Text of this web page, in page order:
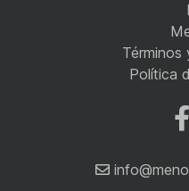
Términos
Política